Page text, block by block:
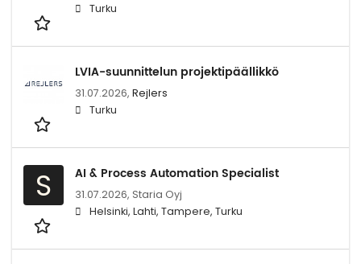
Turku
LVIA-suunnittelun projektipäällikkö
31.07.2026, Rejlers
Turku
S AI & Process Automation Specialist
31.07.2026, Staria Oyj
Helsinki, Lahti, Tampere, Turku